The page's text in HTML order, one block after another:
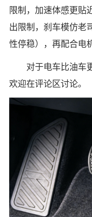
限制，加速体感更贴
出限制，刹车模仿
性停稳），再配合电
对于电车比油车
欢迎在评论区讨论。